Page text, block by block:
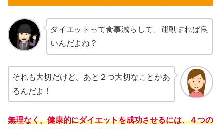
ダイエットって食事減らして、運動すれば良
いんだよね？
それも大切だけど、あと２つ大切なことがあ
るんだよ！
無理なく、健康的にダイエットを成功させるには、４つの